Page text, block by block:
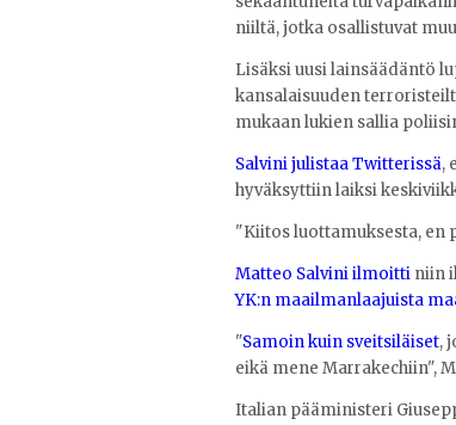
niiltä, jotka osallistuvat
Lisäksi uusi lainsäädäntö
kansalaisuuden
mukaan lukien sallia
Salvini julistaa Twitterissä,
hyväksyttiin laiksi
"Kiitos luottamuksesta, en
Matteo Salvini ilmoitti niin
YK:n maailmanlaajuista
"Samoin kuin sveitsiläiset,
eikä mene Marrakechiin",
Italian pääministeri